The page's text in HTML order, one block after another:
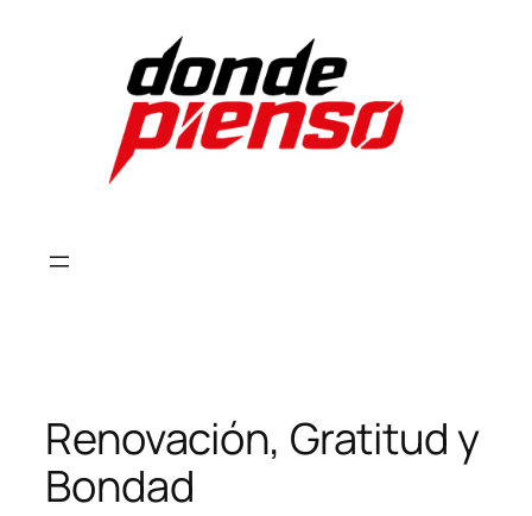
Renovación, Gratitud y
Bondad